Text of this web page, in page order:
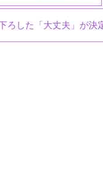
ろした「大丈夫」が決